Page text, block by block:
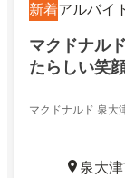
新着アルバイ
マクドナル
たらしい笑
マクドナルド 泉大
泉大